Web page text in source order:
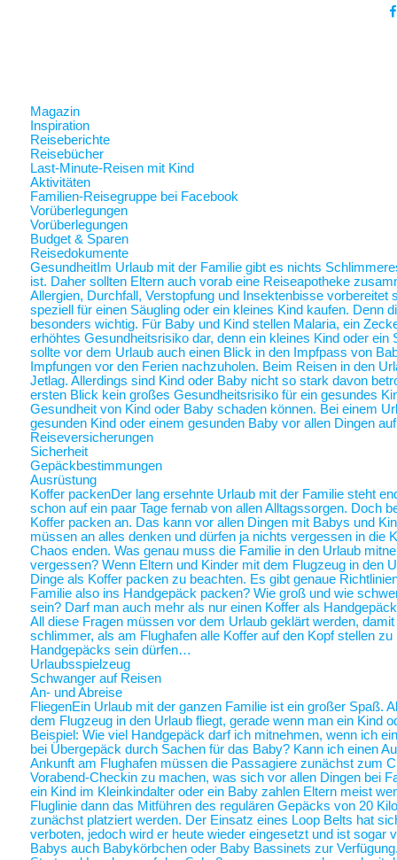
Magazin
Inspiration
Reiseberichte
Reisebücher
Last-Minute-Reisen mit Kind
Aktivitäten
Familien-Reisegruppe bei Facebook
Vorüberlegungen
Vorüberlegungen
Budget & Sparen
Reisedokumente
Gesundheit Im Urlaub mit der Familie gibt es nichts
ist. Daher sollten Eltern auch vorab eine Reiseapotheke
Allergien, Durchfall, Verstopfung und Insektenbisse
speziell für einen Säugling oder ein kleines Kind kaufen. Denn
besonders wichtig. Für Baby und Kind stellen Malaria, ein
erhöhtes Gesundheitsrisiko dar, denn ein kleines Kind oder
sollte vor dem Urlaub auch einen Blick in den Impfpass von
Impfungen vor den Ferien nachzuholen. Beim Reisen in den
Jetlag. Allerdings sind Kind oder Baby nicht so stark davon
ersten Blick kein großes Gesundheitsrisiko für ein gesundes
Gesundheit von Kind oder Baby schaden können. Bei einem
gesunden Kind oder einem gesunden Baby vor allen Dingen
Reiseversicherungen
Sicherheit
Gepäckbestimmungen
Ausrüstung
Koffer packenDer lang ersehnte Urlaub mit der Familie steht
schon auf ein paar Tage fernab von allen Alltagssorgen. Doch
Koffer packen an. Das kann vor allen Dingen mit Babys und
müssen an alles denken und dürfen ja nichts vergessen in die
Chaos enden. Was genau muss die Familie in den Urlaub
vergessen? Wenn Eltern und Kinder mit dem Flugzeug in den
Dinge als Koffer packen zu beachten. Es gibt genaue
Familie also ins Handgepäck packen? Wie groß und wie
sein? Darf man auch mehr als nur einen Koffer als
All diese Fragen müssen vor dem Urlaub geklärt werden,
schlimmer, als am Flughafen alle Koffer auf den Kopf stellen
Handgepäcks sein dürfen…
Urlaubsspielzeug
Schwanger auf Reisen
An- und Abreise
FliegenEin Urlaub mit der ganzen Familie ist ein großer Spaß.
dem Flugzeug in den Urlaub fliegt, gerade wenn man ein Kind
Beispiel: Wie viel Handgepäck darf ich mitnehmen, wenn ich
bei Übergepäck durch Sachen für das Baby? Kann ich einen
Ankunft am Flughafen müssen die Passagiere zunächst zum
Vorabend-Checkin zu machen, was sich vor allen Dingen bei
ein Kind im Kleinkindalter oder ein Baby zahlen Eltern meist
Fluglinie dann das Mitführen des regulären Gepäcks von 20
zunächst platziert werden. Der Einsatz eines Loop Belts hat
verboten, jedoch wird er heute wieder eingesetzt und ist sogar
Babys auch Babykörbchen oder Baby Bassinets zur